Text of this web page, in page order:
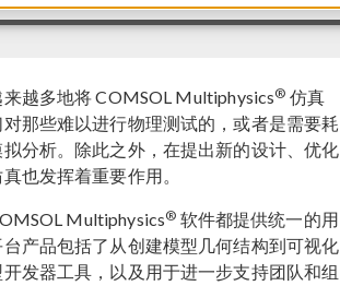
越多地将 COMSOL Multiphysics® 仿真
那些难以进行物理测试的，或者是需要耗
分析。除此之外，在提出新的设计、优化
也发挥着重要作用。
Multiphysics® 软件都提供统一的用
产品包括了从创建模型几何结构到可视化
发器工具，以及用于进一步支持团队和组